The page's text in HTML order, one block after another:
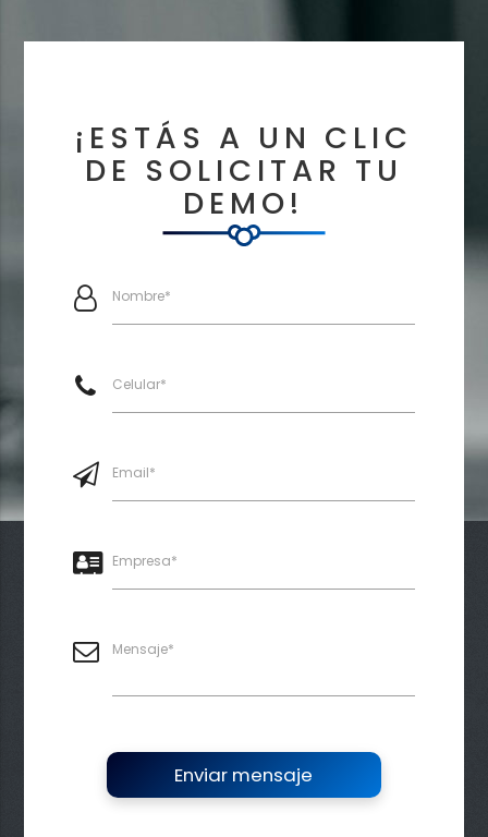
¡ESTÁS A UN CLIC
DE SOLICITAR TU
DEMO!
Nombre*
Celular*
Email*
Empresa*
Mensaje*
Enviar mensaje